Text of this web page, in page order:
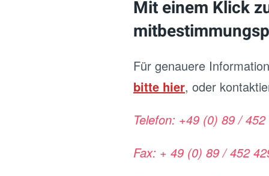
Mit einem Klick
Für genauere
bitte hier, oder
Telefon: +49 (0) 89 /
Fax: + 49 (0) 89 / 452